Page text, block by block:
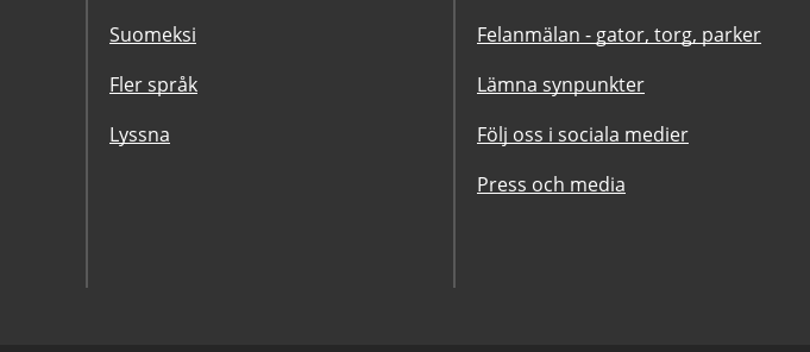
Suomeksi
Fler språk
Lyssna
Felanmälan - gator, torg, parker
Lämna synpunkter
Följ oss i sociala medier
Press och media